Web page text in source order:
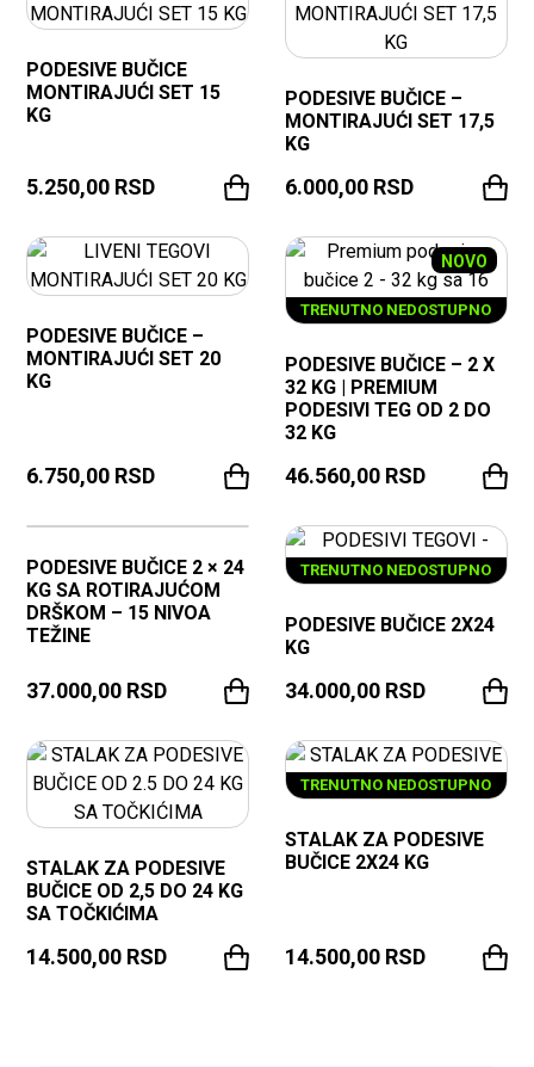
PODESIVE BUČICE
MONTIRAJUĆI SET 15
KG
5.250,00 RSD
PODESIVE BUČICE –
MONTIRAJUĆI SET 17,5
KG
6.000,00 RSD
PODESIVE BUČICE –
MONTIRAJUĆI SET 20
KG
6.750,00 RSD
TRENUTNO NEDOSTUPNO
NOVO
PODESIVE BUČICE – 2 X
32 KG | PREMIUM
PODESIVI TEG OD 2 DO
32 KG
46.560,00 RSD
PODESIVE BUČICE 2 × 24
KG SA ROTIRAJUĆOM
DRŠKOM – 15 NIVOA
TEŽINE
37.000,00 RSD
TRENUTNO NEDOSTUPNO
PODESIVE BUČICE 2X24
KG
34.000,00 RSD
STALAK ZA PODESIVE
BUČICE OD 2,5 DO 24 KG
SA TOČKIĆIMA
14.500,00 RSD
TRENUTNO NEDOSTUPNO
STALAK ZA PODESIVE
BUČICE 2X24 KG
14.500,00 RSD